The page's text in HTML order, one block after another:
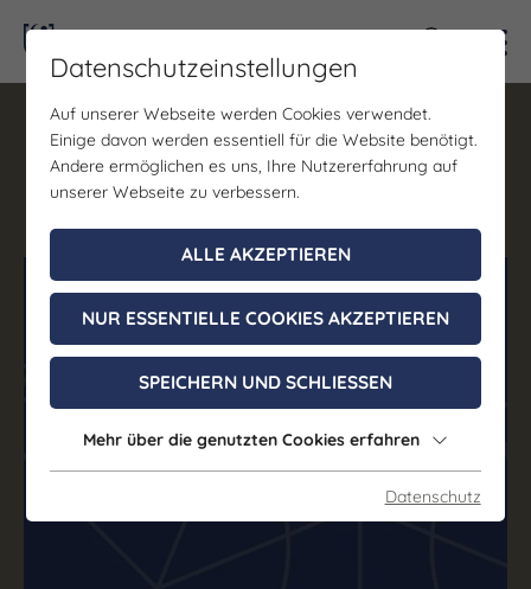
AG Infrastruktur &
Mobilität
Datenschutzeinstellungen
Auf unserer Webseite werden Cookies verwendet.
Einige davon werden essentiell für die Website benötigt.
Andere ermöglichen es uns, Ihre Nutzererfahrung auf
unserer Webseite zu verbessern.
ALLE AKZEPTIEREN
NUR ESSENTIELLE COOKIES AKZEPTIEREN
SPEICHERN UND SCHLIESSEN
Mehr über die genutzten Cookies erfahren
Datenschutz